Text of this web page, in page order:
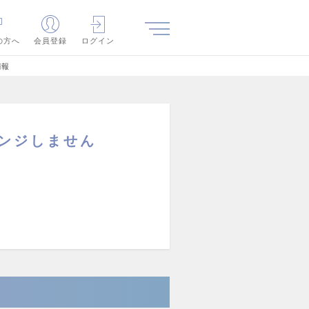
方へ 会員登録 ログイン
ジしません